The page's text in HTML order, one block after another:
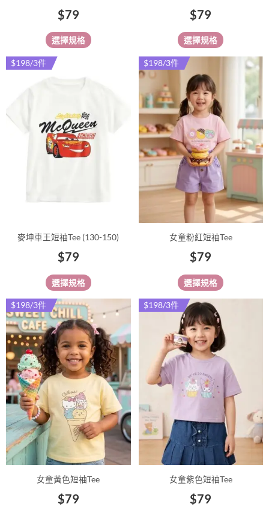
$79
選擇規格
面
選
擇
$79
選擇規格
面
選
擇
項
$198/3件
麥坤車王短袖Tee (130-150)
$79
選擇規格
多
種
款
頁
面
選
擇
選
項
$198/3件
女童粉紅短袖Tee
$79
選擇規格
產
品
有
種
款
式。
可
在
產
頁
面
選
擇
選
項
$198/3件
女童黃色短袖Tee
$79
此
產
品
有
多
種
款
式。
可
在
產
頁
面
$198/3件
女童紫色短袖Tee
$79
此
產
品
有
種
款
可
在
產
頁
面